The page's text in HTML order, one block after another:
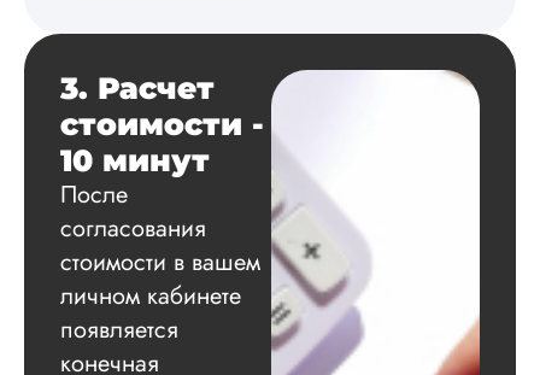
подобрал
обосновал
методологию
исследования,
Вадим
3. Расчет
стоимости -
10 минут
После
согласования
стоимости в вашем
личном кабинете
появляется
конечная